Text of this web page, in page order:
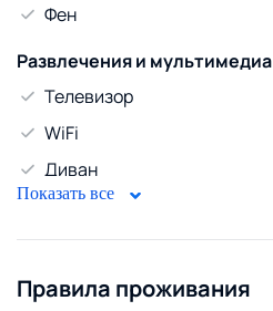
Фен
Развлечения и мультимедиа
Телевизор
WiFi
Диван
Стирка и белье
Показать все
Правила проживания